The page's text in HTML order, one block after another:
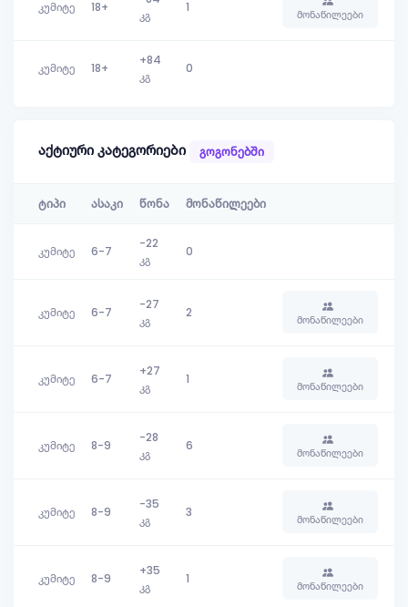
კუმიტე 18+
კგ
1 მონაწილეები
კუმიტე 18+
+84
კგ
0
აქტიური კატეგორიები გოგონებში
ტიპი ასაკი წონა მონაწილეები
კუმიტე 6-7
-22
კგ
0
კუმიტე 6-7
-27
კგ
2 მონაწილეები
კუმიტე 6-7
+27
კგ
1 მონაწილეები
კუმიტე 8-9
-28
კგ
6 მონაწილეები
კუმიტე 8-9
-35
კგ
3 მონაწილეები
კუმიტე 8-9
+35
კგ
1 მონაწილეები